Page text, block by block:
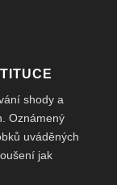
shody a
Oznámený
uváděných
jak